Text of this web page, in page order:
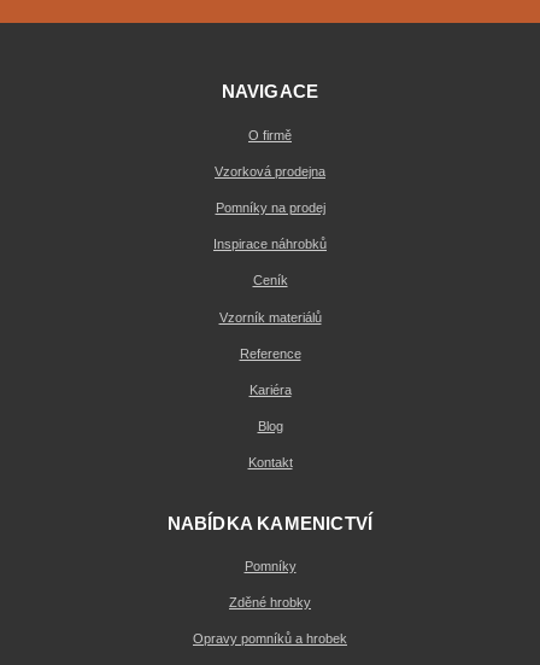
NAVIGACE
O firmě
Vzorková prodejna
Pomníky na prodej
Inspirace náhrobků
Ceník
Vzorník materiálů
Reference
Kariéra
Blog
Kontakt
NABÍDKA KAMENICTVÍ
Pomníky
Zděné hrobky
Opravy pomníků a hrobek